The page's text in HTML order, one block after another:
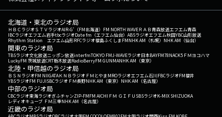
北海道・東北のラジオ局
ＨＢＣラジオＳＴＶラジオAIR-G'（FM北海道） FM NORTH WAVEＲＡＢ青森放送エフエム青森
IBCラジオエフエム岩手tbcラジオDate fm（エフエム仙台） ABSラジオエフエム秋田YBC山形放送
Rhythm Station エフエム山形RFCラジオ福島ふくしまFMNHK AM（札幌） NHK AM（仙台）
関東のラジオ局
TBSラジオ文化放送ニッポン放送interfmTOKYO FMJ-WAVEラジオ日本BAYFM78NACK5 ＦＭヨコハマ
LuckyFM 茨城放送CRT栃木放送RadioBerryFM GUNMANHK AM（東京）
北陸・甲信越のラジオ局
ＢＳＮラジオFM NIIGATAＫＮＢラジオ ＦＭとやまMROラジオエフエム石川FBCラジオFM福井
YBSラジオFM FUJISBCラジオ ＦＭ長野NHK AM（東京） NHK AM（名古屋）
中部のラジオ局
CBCラジオ東海ラジオぎふチャンZIP-FMFM AICHI ＦＭ ＧＩＦＵ SBSラジオK-MIX SHIZUOKA
レディオキューブ ＦＭ三重NHK AM（名古屋）
近畿のラジオ局